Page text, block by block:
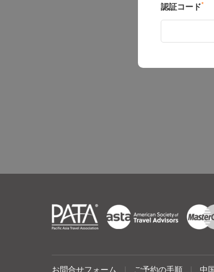
認証コード*
お問合せフォーム ご予約の手順 中